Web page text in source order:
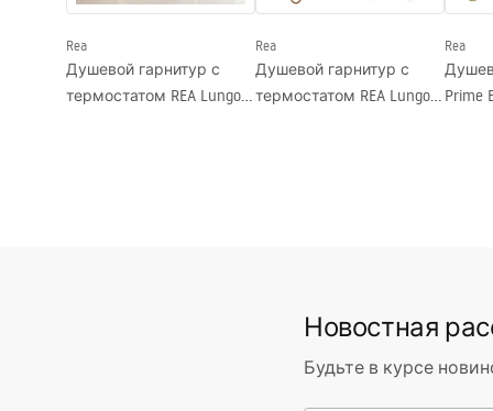
Покрытие Easy Clean
Нет
Rea
Душевой гарнитур с
термостатом REA Lungo
Rea
Душевой гарнитур с
термостатом REA Lungo
Rea
Prime
Новостная
Будьте в курсе